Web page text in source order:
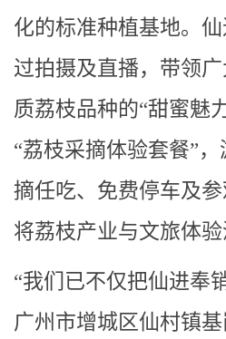
化的标准种植基地。
过拍摄及直播，带领
质荔枝品种的“甜蜜魅
“荔枝采摘体验套餐”
摘任吃、免费停车及
将荔枝产业与文旅体验
“我们已不仅把仙进奉
广州市增城区仙村镇